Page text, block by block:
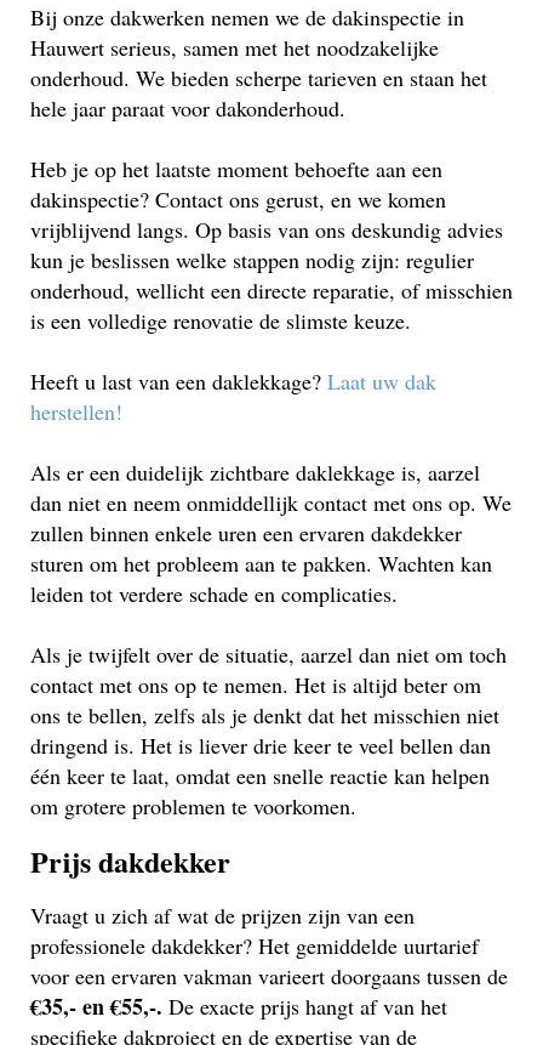
Bij onze dakwerken nemen we de dakinspectie in
Hauwert serieus, samen met het noodzakelijke
onderhoud. We bieden scherpe tarieven en staan het
hele jaar paraat voor dakonderhoud.
Heb je op het laatste moment behoefte aan een
dakinspectie? Contact ons gerust, en we komen
vrijblijvend langs. Op basis van ons deskundig advies
kun je beslissen welke stappen nodig zijn: regulier
onderhoud, wellicht een directe reparatie, of misschien
is een volledige renovatie de slimste keuze.
Heeft u last van een daklekkage? Laat uw dak
herstellen!
Als er een duidelijk zichtbare daklekkage is, aarzel
dan niet en neem onmiddellijk contact met ons op. We
zullen binnen enkele uren een ervaren dakdekker
sturen om het probleem aan te pakken. Wachten kan
leiden tot verdere schade en complicaties.
Als je twijfelt over de situatie, aarzel dan niet om toch
contact met ons op te nemen. Het is altijd beter om
ons te bellen, zelfs als je denkt dat het misschien niet
dringend is. Het is liever drie keer te veel bellen dan
één keer te laat, omdat een snelle reactie kan helpen
om grotere problemen te voorkomen.
Prijs dakdekker
Vraagt u zich af wat de prijzen zijn van een
professionele dakdekker? Het gemiddelde uurtarief
voor een ervaren vakman varieert doorgaans tussen de
€35,- en €55,-. De exacte prijs hangt af van het
specifieke dakproject en de expertise van de